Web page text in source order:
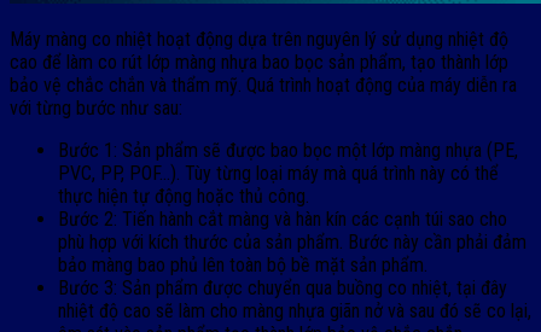
​Máy màng co nhiệt hoạt động dựa trên nguyên lý sử dụng nhiệt độ
cao để làm co rút lớp màng nhựa bao bọc sản phẩm, tạo thành lớp
bảo vệ chắc chắn và thẩm mỹ. Quá trình hoạt động của máy diễn ra
với từng bước như sau:
Bước 1: Sản phẩm sẽ được bao bọc một lớp màng nhựa (PE,
PVC, PP, POF…). Tùy từng loại máy mà quá trình này có thể
thực hiện tự động hoặc thủ công.
Bước 2: Tiến hành cắt màng và hàn kín các cạnh túi sao cho
phù hợp với kích thước của sản phẩm. Bước này cần phải đảm
bảo màng bao phủ lên toàn bộ bề mặt sản phẩm.
Bước 3: Sản phẩm được chuyển qua buồng co nhiệt, tại đây
nhiệt độ cao sẽ làm cho màng nhựa giãn nở và sau đó sẽ co lại,